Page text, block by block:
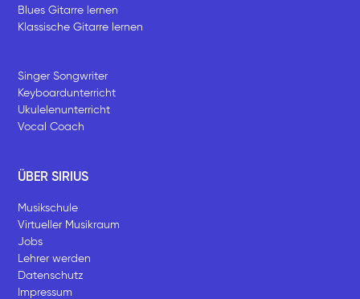
Blues Gitarre lernen
Klassische Gitarre lernen
Singer Songwriter
Keyboardunterricht
Ukulelenunterricht
Vocal Coach
ÜBER SIRIUS
Musikschule
Virtueller Musikraum
Jobs
Lehrer werden
Datenschutz
Impressum